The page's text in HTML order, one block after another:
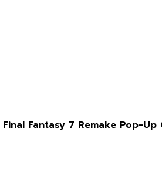
Final Fantasy 7 Remake Pop-Up